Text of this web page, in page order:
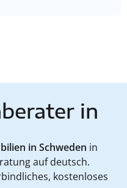
in
in Schweden in
auf deutsch.
kostenloses